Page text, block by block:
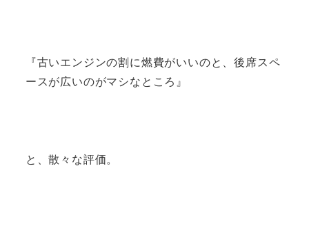
『古いエンジンの割に燃費がいいのと、後席スペ
ースが広いのがマシなところ』
と、散々な評価。